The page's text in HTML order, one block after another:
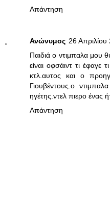
Απάντηση
Ανώνυμος 26
Παιδιά ο ντιμπαλα μου
είναι οφσάιντ τι
κτλ.αυτος και ο
Γιουβέντους.ο
ηγέτης.ντελ πιερο ένας
Απάντηση